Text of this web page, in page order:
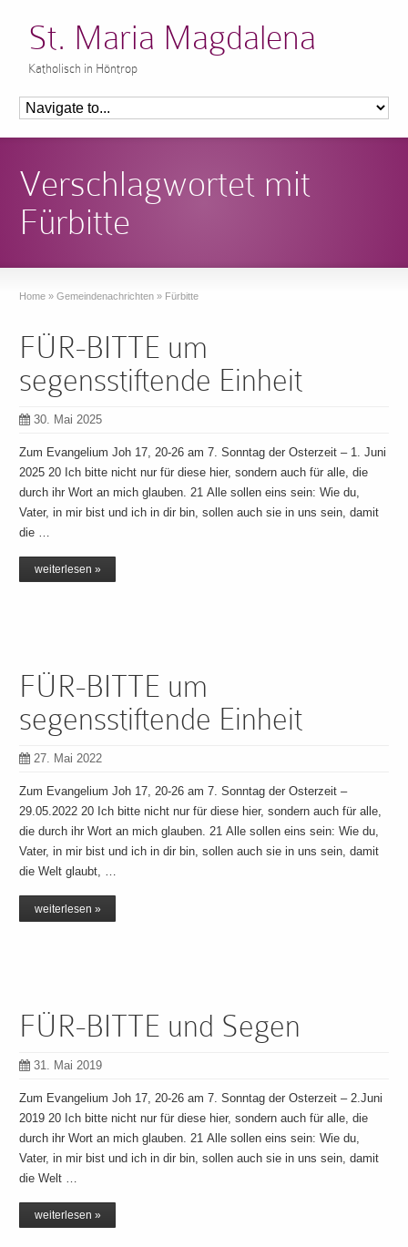
St. Maria Magdalena
Katholisch in Höntrop
Verschlagwortet mit
Fürbitte
Home » Gemeindenachrichten » Fürbitte
FÜR-BITTE um
segensstiftende Einheit
30. Mai 2025
Zum Evangelium Joh 17, 20-26 am 7. Sonntag der Osterzeit – 1. Juni
2025 20 Ich bitte nicht nur für diese hier, sondern auch für alle, die
durch ihr Wort an mich glauben. 21 Alle sollen eins sein: Wie du,
Vater, in mir bist und ich in dir bin, sollen auch sie in uns sein, damit
die …
weiterlesen »
FÜR-BITTE um
segensstiftende Einheit
27. Mai 2022
Zum Evangelium Joh 17, 20-26 am 7. Sonntag der Osterzeit –
29.05.2022 20 Ich bitte nicht nur für diese hier, sondern auch für alle,
die durch ihr Wort an mich glauben. 21 Alle sollen eins sein: Wie du,
Vater, in mir bist und ich in dir bin, sollen auch sie in uns sein, damit
die Welt glaubt, …
weiterlesen »
FÜR-BITTE und Segen
31. Mai 2019
Zum Evangelium Joh 17, 20-26 am 7. Sonntag der Osterzeit – 2.Juni
2019 20 Ich bitte nicht nur für diese hier, sondern auch für alle, die
durch ihr Wort an mich glauben. 21 Alle sollen eins sein: Wie du,
Vater, in mir bist und ich in dir bin, sollen auch sie in uns sein, damit
die Welt …
weiterlesen »